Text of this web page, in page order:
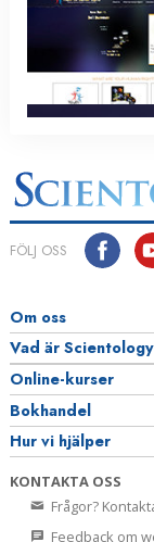
FÖLJ OSS
Om oss
Vad är
Online-kurser
Bokhandel
Hur vi hjälper
KONTAKTA OSS
Frågor?
Feedback om